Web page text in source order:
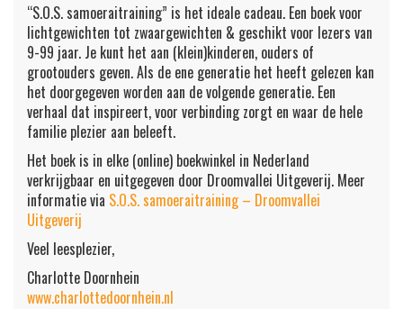
“S.O.S. samoeraitraining” is het ideale cadeau. Een boek voor
lichtgewichten tot zwaargewichten & geschikt voor lezers van
9-99 jaar. Je kunt het aan (klein)kinderen, ouders of
grootouders geven. Als de ene generatie het heeft gelezen kan
het doorgegeven worden aan de volgende generatie. Een
verhaal dat inspireert, voor verbinding zorgt en waar de hele
familie plezier aan beleeft.
Het boek is in elke (online) boekwinkel in Nederland
verkrijgbaar en uitgegeven door Droomvallei Uitgeverij. Meer
informatie via S.O.S. samoeraitraining – Droomvallei
Uitgeverij
Veel leesplezier,
Charlotte Doornhein
www.charlottedoornhein.nl